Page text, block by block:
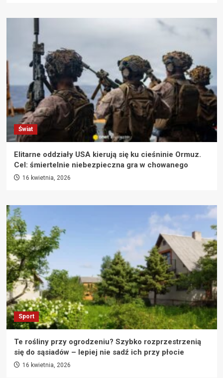
Świat
Elitarne oddziały USA kierują się ku cieśninie Ormuz.
Cel: śmiertelnie niebezpieczna gra w chowanego
16 kwietnia, 2026
Sport
Te rośliny przy ogrodzeniu? Szybko rozprzestrzenią
się do sąsiadów – lepiej nie sadź ich przy płocie
16 kwietnia, 2026